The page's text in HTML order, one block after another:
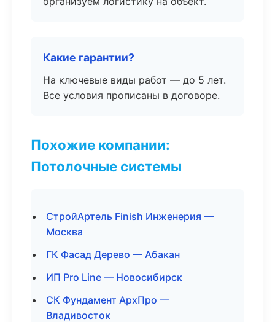
Какие гарантии?
На ключевые виды работ — до 5 лет.
Все условия прописаны в договоре.
Похожие компании:
Потолочные системы
СтройАртель Finish Инженерия —
Москва
ГК Фасад Дерево — Абакан
ИП Pro Line — Новосибирск
СК Фундамент АрхПро —
Владивосток